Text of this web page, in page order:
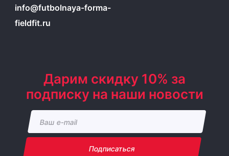
info@futbolnaya-forma-
fieldfit.ru
Дарим скидку 10% за
подписку на наши новости
Подписаться